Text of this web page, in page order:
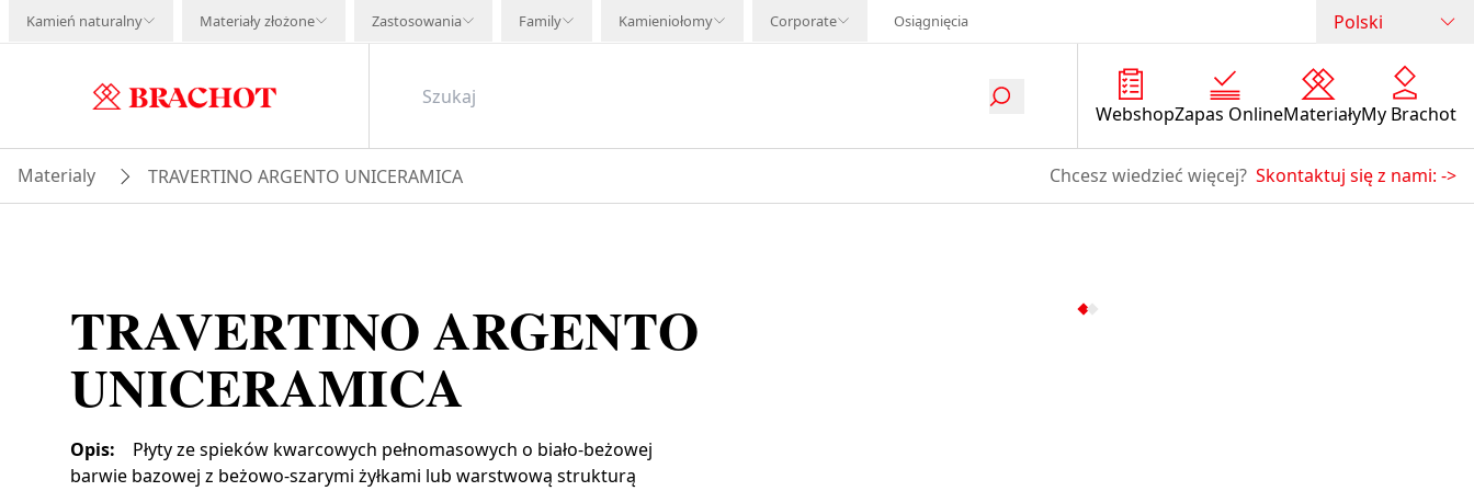
Kamień naturalny Materiały złożone Zastosowania Family Kamieniołomy Corporate Osiągnięcia Polski
WebshopZapas OnlineMateriałyMy Brachot
Materialy TRAVERTINO ARGENTO UNICERAMICA Chcesz wiedzieć więcej? Skontaktuj się z nami: ->
TRAVERTINO ARGENTO
UNICERAMICA
Opis:
Płyty ze spieków kwarcowych pełnomasowych o biało-beżowej
barwie bazowej z beżowo-szarymi żyłkami lub warstwową strukturą